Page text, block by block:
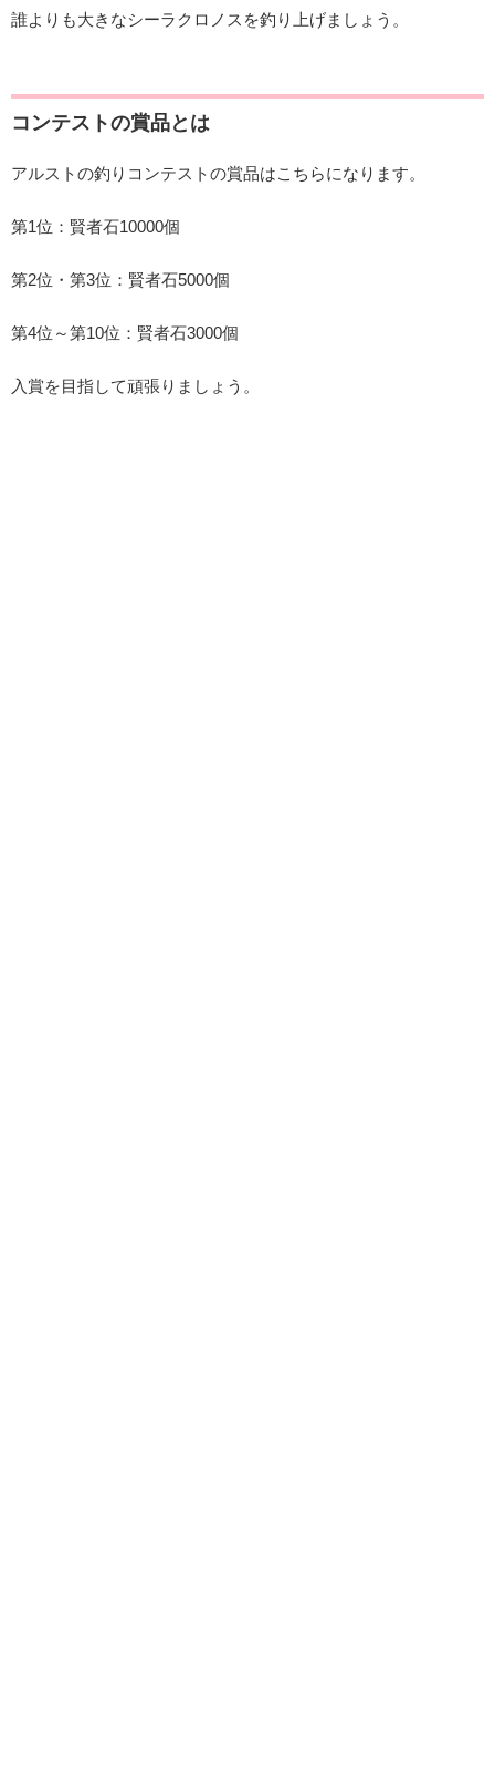
誰よりも大きなシーラクロノスを釣り上げましょう。
コンテストの賞品とは
アルストの釣りコンテストの賞品はこちらになります。
第1位：賢者石10000個
第2位・第3位：賢者石5000個
第4位～第10位：賢者石3000個
入賞を目指して頑張りましょう。